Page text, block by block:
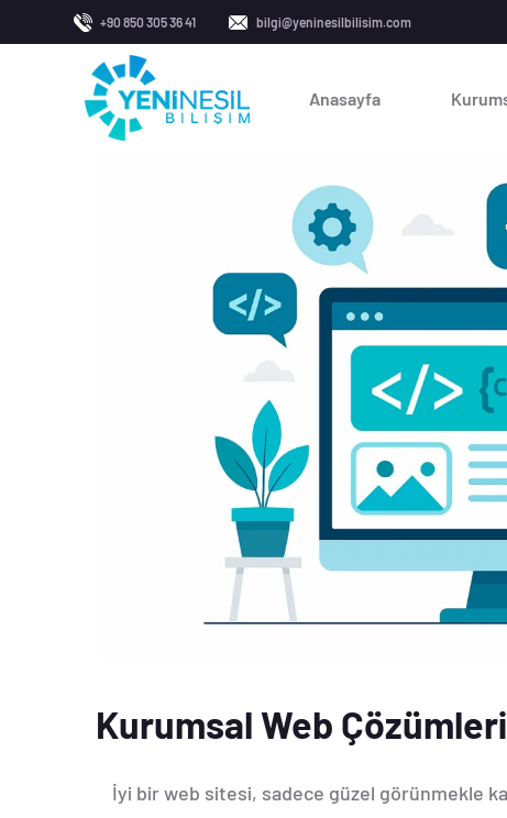
+90 850 305 36 41 bilgi@yeninesilbilisim.com
Anasayfa
Kurumsal Web Çözümleri
İyi bir web sitesi, sadece güzel görünmekle